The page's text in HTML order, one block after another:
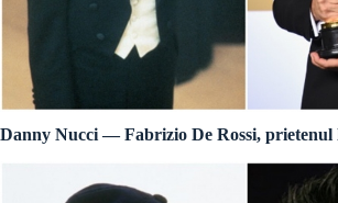
Danny Nucci — Fabrizio De Rossi, prietenul